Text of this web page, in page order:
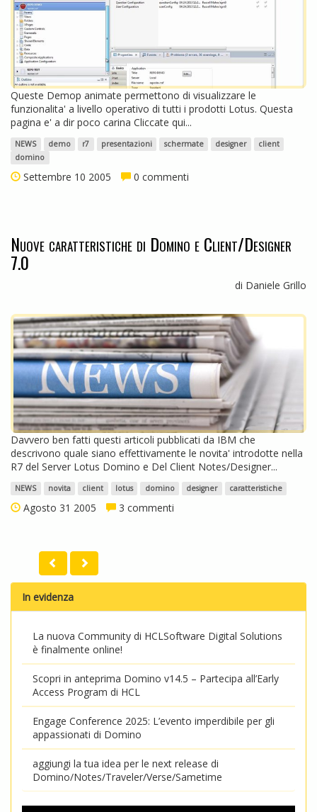
Queste Demop animate permettono di visualizzare le
funzionalita' a livello operativo di tutti i prodotti Lotus. Questa
pagina e' a dir poco carina Cliccate qui...
NEWS demo r7 presentazioni schermate designer
client
domino
Settembre 10 2005 0 commenti
Nuove caratteristiche di Domino e Client/Designer
7.0
di Daniele Grillo
Davvero ben fatti questi articoli pubblicati da IBM che
descrivono quale siano effettivamente le novita' introdotte nella
R7 del Server Lotus Domino e Del Client Notes/Designer...
NEWS novita client lotus domino designer caratteristiche
Agosto 31 2005 3 commenti
In evidenza
La nuova Community di HCLSoftware Digital Solutions
è finalmente online!
Scopri in anteprima Domino v14.5 – Partecipa all’Early
Access Program di HCL
Engage Conference 2025: L’evento imperdibile per gli
appassionati di Domino
aggiungi la tua idea per le next release di
Domino/Notes/Traveler/Verse/Sametime